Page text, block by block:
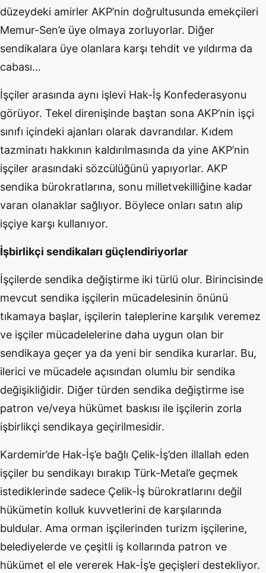
düzeydeki amirler AKP’nin doğrultusunda emekçileri
Memur-Sen’e üye olmaya zorluyorlar. Diğer
sendikalara üye olanlara karşı tehdit ve yıldırma da
cabası…
İşçiler arasında aynı işlevi Hak-İş Konfederasyonu
görüyor. Tekel direnişinde baştan sona AKP’nin işçi
sınıfı içindeki ajanları olarak davrandılar. Kıdem
tazminatı hakkının kaldırılmasında da yine AKP’nin
işçiler arasındaki sözcülüğünü yapıyorlar. AKP
sendika bürokratlarına, sonu milletvekilliğine kadar
varan olanaklar sağlıyor. Böylece onları satın alıp
işçiye karşı kullanıyor.
İşbirlikçi sendikaları güçlendiriyorlar
İşçilerde sendika değiştirme iki türlü olur. Birincisinde
mevcut sendika işçilerin mücadelesinin önünü
tıkamaya başlar, işçilerin taleplerine karşılık veremez
ve işçiler mücadelelerine daha uygun olan bir
sendikaya geçer ya da yeni bir sendika kurarlar. Bu,
ilerici ve mücadele açısından olumlu bir sendika
değişikliğidir. Diğer türden sendika değiştirme ise
patron ve/veya hükümet baskısı ile işçilerin zorla
işbirlikçi sendikaya geçirilmesidir.
Kardemir’de Hak-İş’e bağlı Çelik-İş’den illallah eden
işçiler bu sendikayı bırakıp Türk-Metal’e geçmek
istediklerinde sadece Çelik-İş bürokratlarını değil
hükümetin kolluk kuvvetlerini de karşılarında
buldular. Ama orman işçilerinden turizm işçilerine,
belediyelerde ve çeşitli iş kollarında patron ve
hükümet el ele vererek Hak-İş’e geçişleri destekliyor.